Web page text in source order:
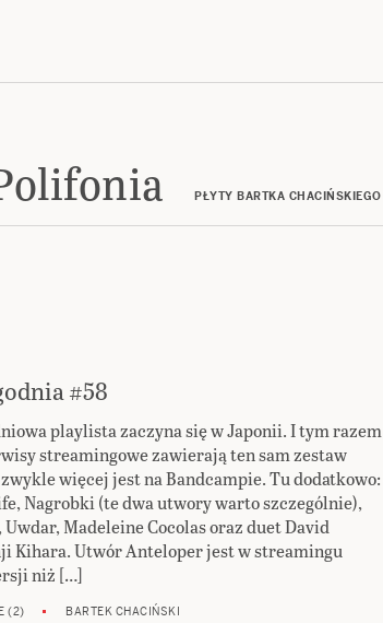
PŁYTY BARTKA CHACIŃSKIEGO
#58
playlista zaczyna się w Japonii. I tym razem
streamingowe zawierają ten sam zestaw
więcej jest na Bandcampie. Tu dodatkowo:
Nagrobki (te dwa utwory warto szczególnie),
Madeleine Cocolas oraz duet David
Kihara. Utwór Anteloper jest w streamingu
niż […]
(2) BARTEK CHACIŃSKI